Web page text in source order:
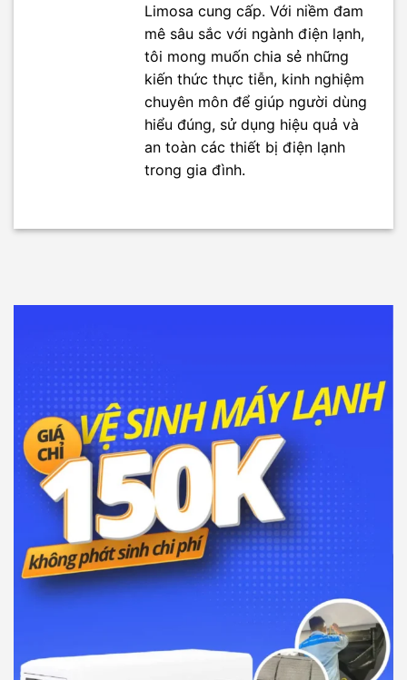
Limosa cung cấp. Với niềm đam
mê sâu sắc với ngành điện lạnh,
tôi mong muốn chia sẻ những
kiến thức thực tiễn, kinh nghiệm
chuyên môn để giúp người dùng
hiểu đúng, sử dụng hiệu quả và
an toàn các thiết bị điện lạnh
trong gia đình.